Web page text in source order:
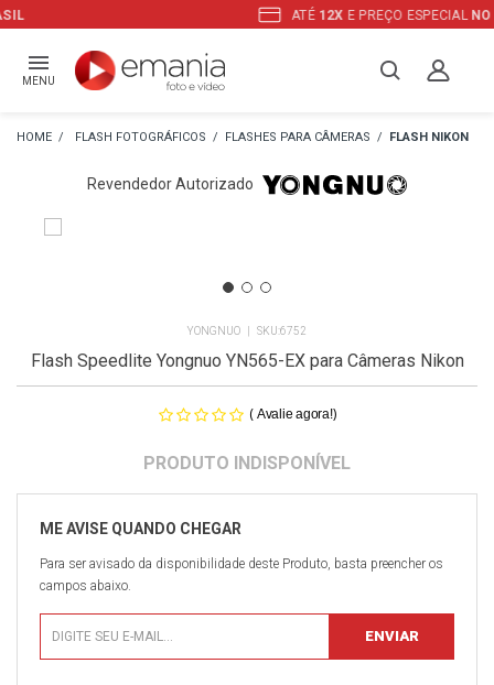
E PREÇO ESPECIALNO BOLETO
MENU
FLASH FOTOGRÁFICOS FLASHES PARA CÂMERAS FLASH NIKON
Revendedor Autorizado
YONGNUO 6752
Flash Speedlite Yongnuo YN565-EX para Câmeras Nikon
( Avalie agora!)
Para ser avisado da disponibilidade deste Produto, basta preencher os
campos abaixo.